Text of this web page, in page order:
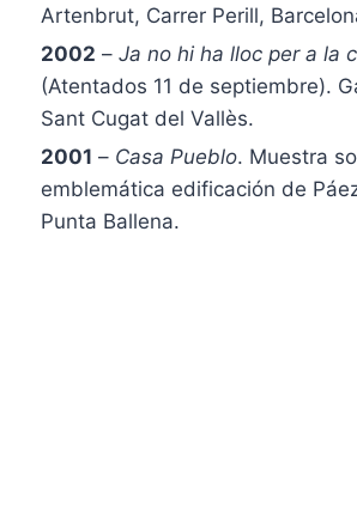
Artenbrut, Carrer Perill,
2002 – Ja no hi ha lloc per a la
(Atentados 11 de septiembre).
Sant Cugat del Vallès.
2001 – Casa Pueblo. Muestra
emblemática edificación de
Punta Ballena.